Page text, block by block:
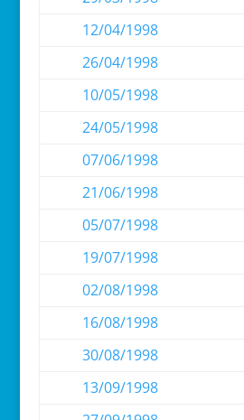
12/04/1998
26/04/1998
10/05/1998
24/05/1998
07/06/1998
21/06/1998
05/07/1998
19/07/1998
02/08/1998
16/08/1998
30/08/1998
13/09/1998